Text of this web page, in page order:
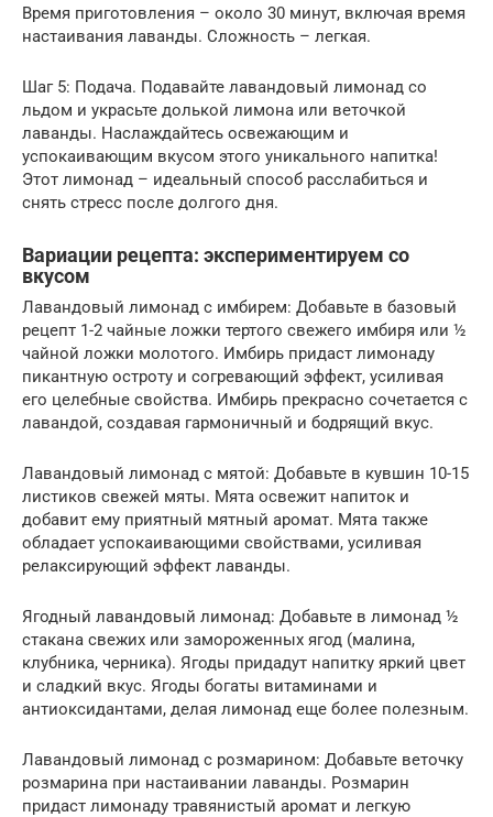
Время приготовления – около 30 минут, включая время
настаивания лаванды. Сложность – легкая.
Шаг 5: Подача. Подавайте лавандовый лимонад со
льдом и украсьте долькой лимона или веточкой
лаванды. Наслаждайтесь освежающим и
успокаивающим вкусом этого уникального напитка!
Этот лимонад – идеальный способ расслабиться и
снять стресс после долгого дня.
Вариации рецепта: экспериментируем со
вкусом
Лавандовый лимонад с имбирем: Добавьте в базовый
рецепт 1-2 чайные ложки тертого свежего имбиря или ½
чайной ложки молотого. Имбирь придаст лимонаду
пикантную остроту и согревающий эффект, усиливая
его целебные свойства. Имбирь прекрасно сочетается с
лавандой, создавая гармоничный и бодрящий вкус.
Лавандовый лимонад с мятой: Добавьте в кувшин 10-15
листиков свежей мяты. Мята освежит напиток и
добавит ему приятный мятный аромат. Мята также
обладает успокаивающими свойствами, усиливая
релаксирующий эффект лаванды.
Ягодный лавандовый лимонад: Добавьте в лимонад ½
стакана свежих или замороженных ягод (малина,
клубника, черника). Ягоды придадут напитку яркий цвет
и сладкий вкус. Ягоды богаты витаминами и
антиоксидантами, делая лимонад еще более полезным.
Лавандовый лимонад с розмарином: Добавьте веточку
розмарина при настаивании лаванды. Розмарин
придаст лимонаду травянистый аромат и легкую